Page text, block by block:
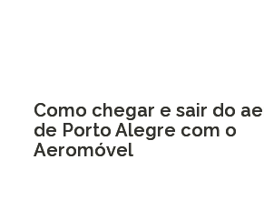
Como chegar e sair do
de Porto Alegre com o
Aeromóvel